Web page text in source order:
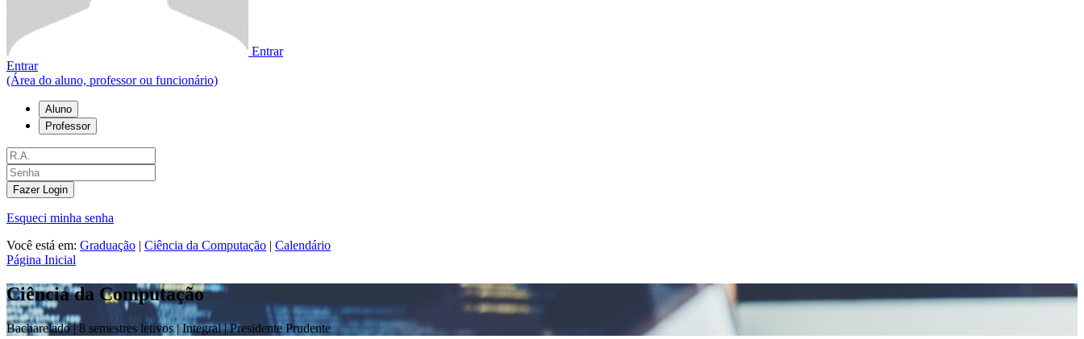
Entrar
Entrar
(Área do aluno, professor ou funcionário)
Aluno
Professor
Fazer Login
Esqueci minha senha
Você está em: Graduação | Ciência da Computação | Calendário
Página Inicial
Ciência da Computação
Bacharelado |8 semestres letivos | Integral| Presidente Prudente